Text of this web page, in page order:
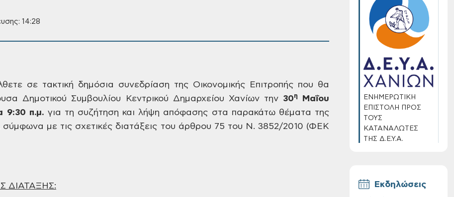
14:28
σε τακτική δημόσια συνεδρίαση της Οικονομικής Επιτροπής που θα
Δημοτικού Συμβουλίου Κεντρικού Δημαρχείου Χανίωντην30η
Μαΐου
9:30 π.μ. για τη συζήτηση και λήψη απόφασης στα παρακάτω θέματα της
σύμφωνα με τις σχετικές διατάξεις του άρθρου 75 του Ν. 3852/2010 (ΦΕΚ
ΔΙΑΤΑΞΗΣ:
ΕΝΗΜΕΡΩΤΙΚΗ
ΕΠΙΣΤΟΛΗ ΠΡΟΣ
ΤΟΥΣ
ΚΑΤΑΝΑΛΩΤΕΣ
ΤΗΣ Δ.Ε.Υ.Α.
Εκδηλώσεις